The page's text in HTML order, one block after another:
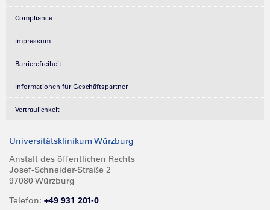
Compliance
Impressum
Barrierefreiheit
Informationen für Geschäftspartner
Vertraulichkeit
Universitätsklinikum Würzburg
Anstalt des öffentlichen Rechts
Josef-Schneider-Straße 2
97080 Würzburg
Telefon: +49 931 201-0